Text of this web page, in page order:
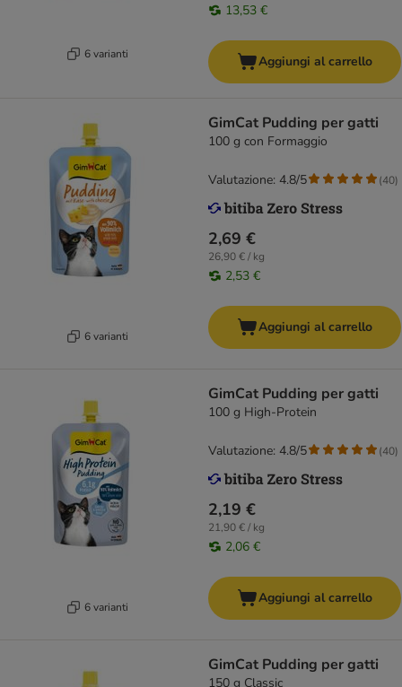
6 varianti
13,53 €
Aggiungi al carrello
6 varianti
GimCat Pudding per gatti
100 g con Formaggio
2,69 €
26,90 € / kg
2,53 €
Valutazione: 4.8/5 (40)
Aggiungi al carrello
6 varianti
GimCat Pudding per gatti
100 g High-Protein
2,19 €
21,90 € / kg
2,06 €
Valutazione: 4.8/5 (40)
Aggiungi al carrello
GimCat Pudding per gatti
150 g Classic